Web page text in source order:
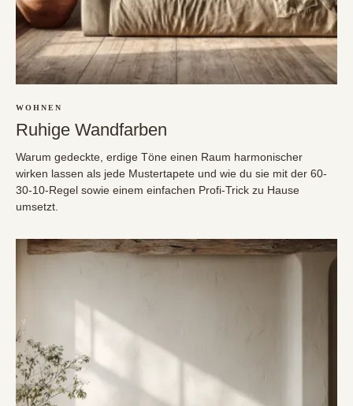
WOHNEN
Ruhige Wandfarben
Warum gedeckte, erdige Töne einen Raum harmonischer
wirken lassen als jede Mustertapete und wie du sie mit der 60-
30-10-Regel sowie einem einfachen Profi-Trick zu Hause
umsetzt.